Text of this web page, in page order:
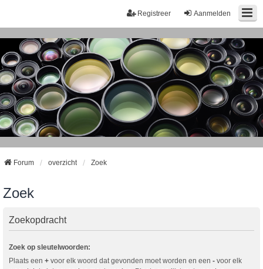
Aanmelden
Registreer
Forum overzicht Zoek
Zoek
Zoekopdracht
Zoek op sleutelwoorden:
Plaats een + voor elk woord dat gevonden moet worden en een - voor elk